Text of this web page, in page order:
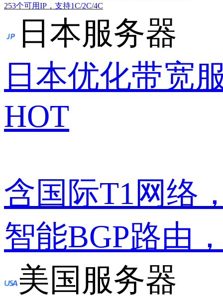
253个可用IP，支持1C/2C/4C
日本服务器
日本优化带宽
HOT
含国际T1网络
智能BGP路由
美国服务器